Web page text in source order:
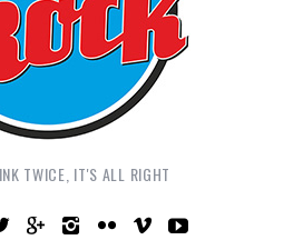
TWICE, IT'S ALL RIGHT